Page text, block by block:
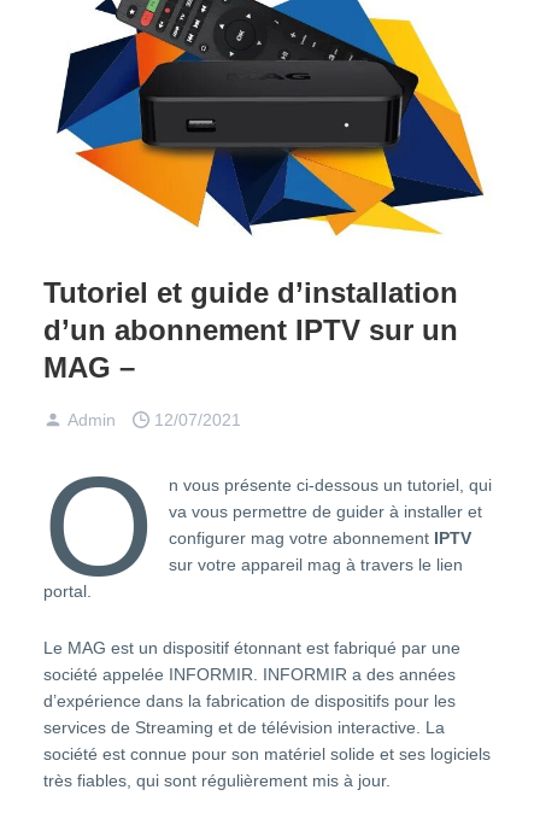
Tutoriel et guide d’installation
d’un abonnement IPTV sur un
MAG –
Admin 12/07/2021
o
n vous présente ci-dessous un tutoriel, qui
va vous permettre de guider à installer et
configurer mag votre abonnement IPTV
sur votre appareil mag à travers le lien
portal.
Le MAG est un dispositif étonnant est fabriqué par une
société appelée INFORMIR. INFORMIR a des années
d’expérience dans la fabrication de dispositifs pour les
services de Streaming et de télévision interactive. La
société est connue pour son matériel solide et ses logiciels
très fiables, qui sont régulièrement mis à jour.